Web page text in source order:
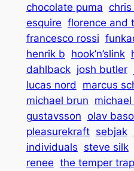
chocolate puma chris
esquire florence and
francesco rossi
henrik b hook’n’slink
dahlback josh butler
lucas nord
marcus
michael brun
gustavsson olav
pleasurekraft sebjak
individuals steve silk
renee the temper trap